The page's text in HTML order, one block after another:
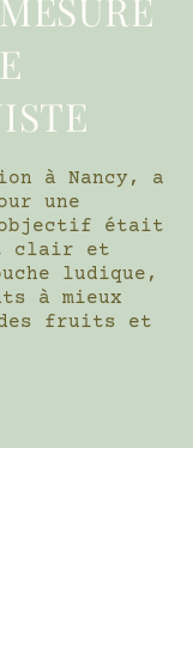
à Nancy, a
une
était
clair et
ludique,
à mieux
des fruits et